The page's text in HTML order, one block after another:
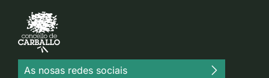
As nosas redes sociais